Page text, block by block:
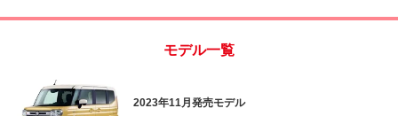
モデル一覧
2023年11月発売モデル